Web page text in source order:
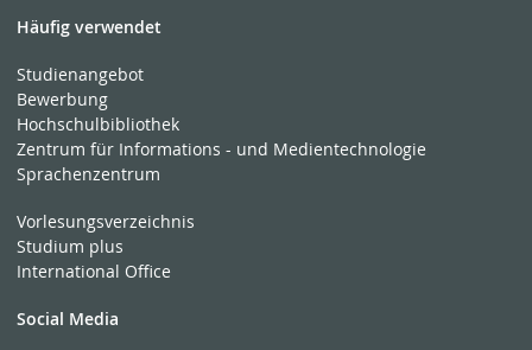
Häufig verwendet
Studienangebot
Bewerbung
Hochschulbibliothek
Zentrum für Informations - und Medientechnologie
Sprachenzentrum
Vorlesungsverzeichnis
Studium plus
International Office
Social Media